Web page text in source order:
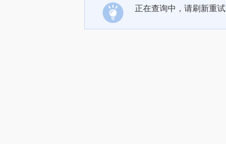
正在查询中，请刷新重试